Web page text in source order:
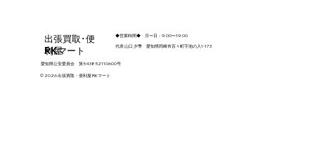
出張買取･便
利屋
RKマート
◆営業時間◆ 月〜日：9:00〜19:00
代表 山口 夕季 ​​愛知県岡崎市百々町字池の入1-173
愛知県公安委員会 第543852110600号
© 2026 出張買取・便利屋 RKマート